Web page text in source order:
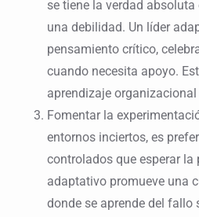
se tiene la verdad
una debilidad. Un líder
pensamiento crítico,
cuando necesita apoyo.
aprendizaje
Fomentar la
entornos inciertos, es
controlados que esperar la
adaptativo promueve una
donde se aprende del fallo